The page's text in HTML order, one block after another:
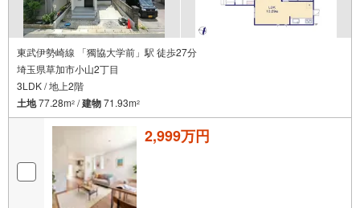
東武伊勢崎線 「獨協大学前」駅 徒歩27分
埼玉県草加市小山2丁目
3LDK / 地上2階
土地77.28m2 /建物71.93m2
2,999万円